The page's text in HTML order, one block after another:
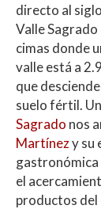
directo al
Valle
cimas donde
valle está a
que
suelo fértil.
Sagrado nos
Martínezy su
gastronómica
el
productos del